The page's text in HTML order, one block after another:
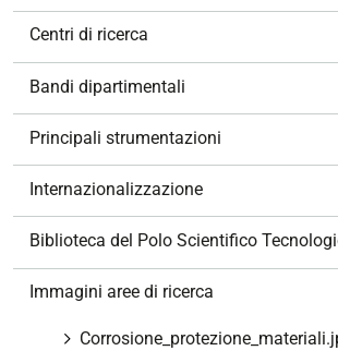
Centri di ricerca
Bandi dipartimentali
Principali strumentazioni
Internazionalizzazione
Biblioteca del Polo Scientifico
Immagini aree di ricerca